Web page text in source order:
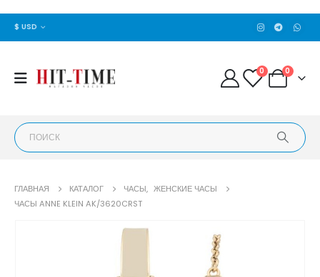
$ USD
0 0
ГЛАВНАЯ КАТАЛОГ ЧАСЫ, ЖЕНСКИЕ ЧАСЫ
​ЧАСЫ ANNE KLEIN AK/3620CRST